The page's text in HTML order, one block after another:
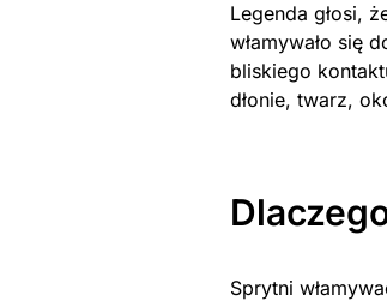
Legenda głosi,
włamywało się
bliskiego
dłonie, twarz,
Sprytni